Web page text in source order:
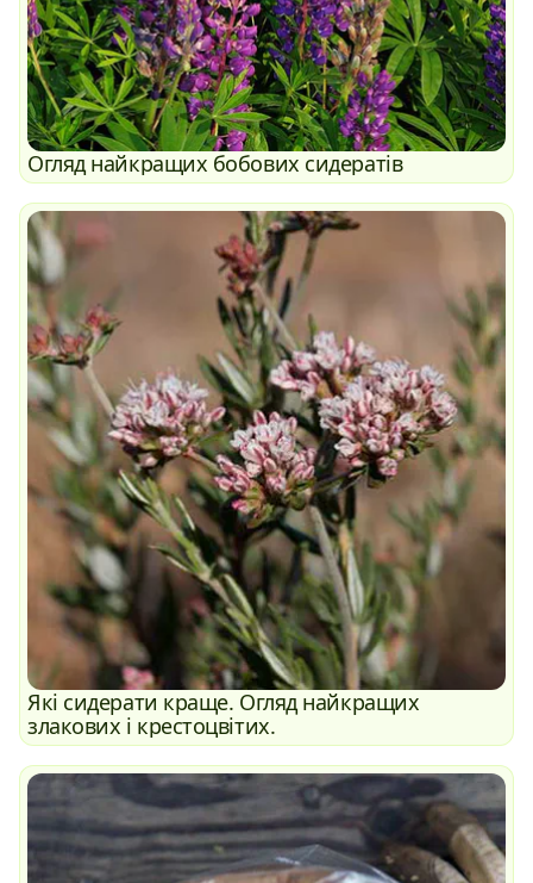
Огляд найкращих бобових сидератів
Які сидерати краще. Огляд найкращих
злакових і крестоцвітих.